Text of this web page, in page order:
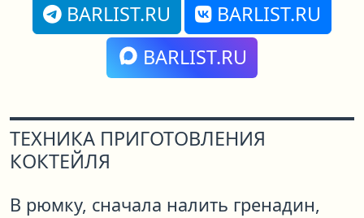
BARLIST.RU
BARLIST.RU
BARLIST.RU
ТЕХНИКА ПРИГОТОВЛЕНИЯ
КОКТЕЙЛЯ
В рюмку, сначала налить гренадин,